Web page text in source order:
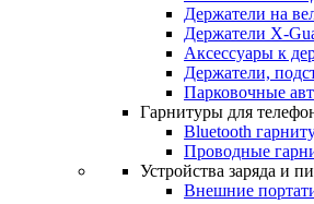
Держатели на
Держатели X-
Аксессуары к
Держатели,
Парковочные
Гарнитуры для
Bluetooth
Проводные
Устройства заряда и
Внешние